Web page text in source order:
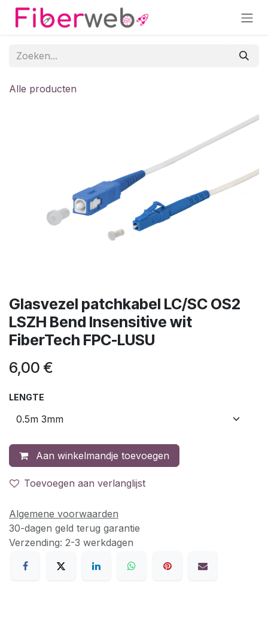
Overslaan naar inhoud
Alle producten
Glasvezel patchkabel LC/SC OS2
LSZH Bend Insensitive wit
FiberTech FPC-LUSU
6,00 €
LENGTE
Aan winkelmandje toevoegen
Toevoegen aan verlanglijst
Algemene voorwaarden
30-dagen geld terug garantie
Verzending: 2-3 werkdagen